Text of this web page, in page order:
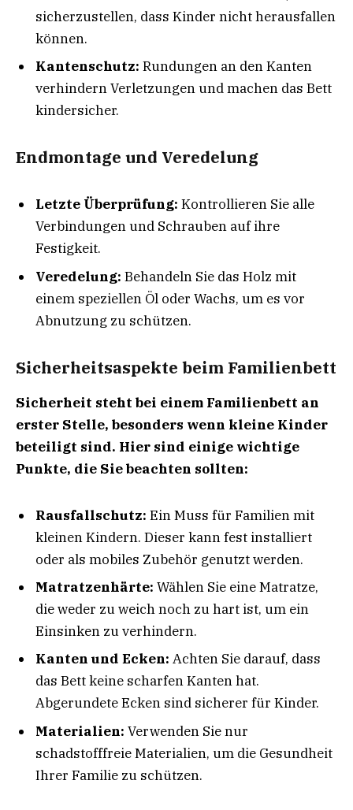
sicherzustellen, dass Kinder nicht herausfallen
können.
Kantenschutz: Rundungen an den Kanten
verhindern Verletzungen und machen das Bett
kindersicher.
Endmontage und Veredelung
Letzte Überprüfung: Kontrollieren Sie alle
Verbindungen und Schrauben auf ihre
Festigkeit.
Veredelung: Behandeln Sie das Holz mit
einem speziellen Öl oder Wachs, um es vor
Abnutzung zu schützen.
Sicherheitsaspekte beim Familienbett
Sicherheit steht bei einem Familienbett an
erster Stelle, besonders wenn kleine Kinder
beteiligt sind. Hier sind einige wichtige
Punkte, die Sie beachten sollten:
Rausfallschutz: Ein Muss für Familien mit
kleinen Kindern. Dieser kann fest installiert
oder als mobiles Zubehör genutzt werden.
Matratzenhärte: Wählen Sie eine Matratze,
die weder zu weich noch zu hart ist, um ein
Einsinken zu verhindern.
Kanten und Ecken: Achten Sie darauf, dass
das Bett keine scharfen Kanten hat.
Abgerundete Ecken sind sicherer für Kinder.
Materialien: Verwenden Sie nur
schadstofffreie Materialien, um die Gesundheit
Ihrer Familie zu schützen.